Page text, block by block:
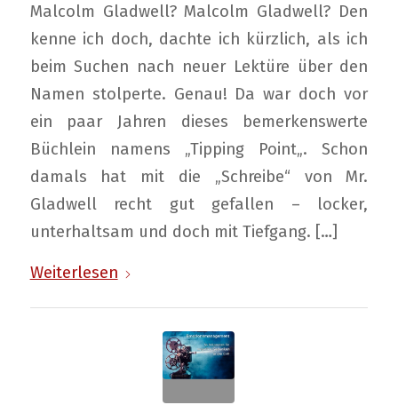
Malcolm Gladwell? Malcolm Gladwell? Den
kenne ich doch, dachte ich kürzlich, als ich
beim Suchen nach neuer Lektüre über den
Namen stolperte. Genau! Da war doch vor
ein paar Jahren dieses bemerkenswerte
Büchlein namens „Tipping Point„. Schon
damals hat mit die „Schreibe“ von Mr.
Gladwell recht gut gefallen – locker,
unterhaltsam und doch mit Tiefgang. […]
Weiterlesen